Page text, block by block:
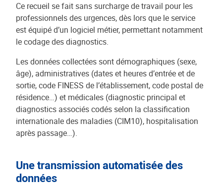
Ce recueil se fait sans surcharge de travail pour les
professionnels des urgences, dès lors que le service
est équipé d’un logiciel métier, permettant notamment
le codage des diagnostics.
Les données collectées sont démographiques (sexe,
âge), administratives (dates et heures d’entrée et de
sortie, code FINESS de l’établissement, code postal de
résidence…) et médicales (diagnostic principal et
diagnostics associés codés selon la classification
internationale des maladies (CIM10), hospitalisation
après passage…).
Une transmission automatisée des
données